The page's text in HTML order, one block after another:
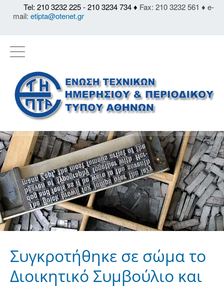
Tel: 210 3232 225 - 210 3234 734 ♦ Fax: 210 3232 561 ♦ e-
mail: etipta@otenet.gr
Συγκροτήθηκε σε σώμα το
Διοικητικό Συμβούλιο και